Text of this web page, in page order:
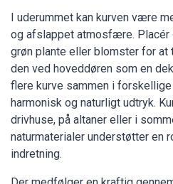
I uderummet kan kurven være
og afslappet atmosfære. Placér
grøn plante eller blomster for at
den ved hoveddøren som en
flere kurve sammen i
harmonisk og naturligt udtryk.
drivhuse, på altaner eller i
naturmaterialer understøtter en
indretning.